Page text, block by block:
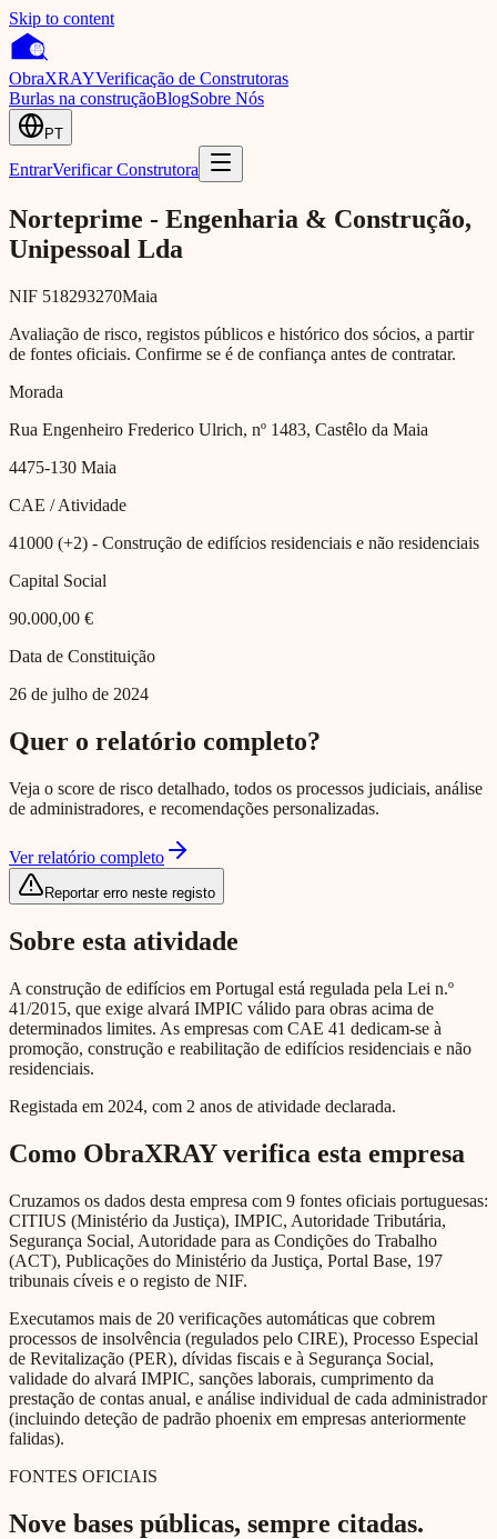
Skip to content
ObraXRAYVerificação de Construtoras
Burlas na construçãoBlogSobre Nós
PT
EntrarVerificar Construtora
Norteprime - Engenharia & Construção,
Unipessoal Lda
NIF 518293270Maia
Avaliação de risco, registos públicos e histórico dos sócios, a partir
de fontes oficiais. Confirme se é de confiança antes de contratar.
Morada
Rua Engenheiro Frederico Ulrich, nº 1483, Castêlo da Maia
4475-130 Maia
CAE / Atividade
41000 (+2) - Construção de edifícios residenciais e não residenciais
Capital Social
90.000,00 €
Data de Constituição
26 de julho de 2024
Quer o relatório completo?
Veja o score de risco detalhado, todos os processos judiciais, análise
de administradores, e recomendações personalizadas.
Ver relatório completo
Reportar erro neste registo
Sobre esta atividade
A construção de edifícios em Portugal está regulada pela Lei n.º
41/2015, que exige alvará IMPIC válido para obras acima de
determinados limites. As empresas com CAE 41 dedicam-se à
promoção, construção e reabilitação de edifícios residenciais e não
residenciais.
Registada em 2024, com 2 anos de atividade declarada.
Como ObraXRAY verifica esta empresa
Cruzamos os dados desta empresa com 9 fontes oficiais portuguesas:
CITIUS (Ministério da Justiça), IMPIC, Autoridade Tributária,
Segurança Social, Autoridade para as Condições do Trabalho
(ACT), Publicações do Ministério da Justiça, Portal Base, 197
tribunais cíveis e o registo de NIF.
Executamos mais de 20 verificações automáticas que cobrem
processos de insolvência (regulados pelo CIRE), Processo Especial
de Revitalização (PER), dívidas fiscais e à Segurança Social,
validade do alvará IMPIC, sanções laborais, cumprimento da
prestação de contas anual, e análise individual de cada administrador
(incluindo deteção de padrão phoenix em empresas anteriormente
falidas).
FONTES OFICIAIS
Nove bases públicas, sempre citadas.